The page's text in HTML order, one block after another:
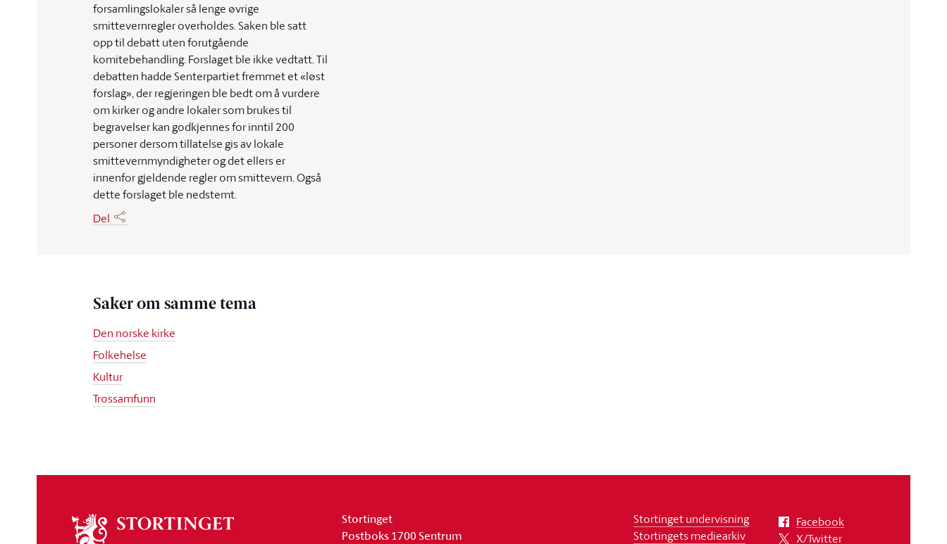
forsamlingslokaler så lenge øvrige
smittevernregler overholdes. Saken ble satt
opp til debatt uten forutgående
komitebehandling. Forslaget ble ikke vedtatt. Til
debatten hadde Senterpartiet fremmet et «løst
forslag», der regjeringen ble bedt om å vurdere
om kirker og andre lokaler som brukes til
begravelser kan godkjennes for inntil 200
personer dersom tillatelse gis av lokale
smittevernmyndigheter og det ellers er
innenfor gjeldende regler om smittevern. Også
dette forslaget ble nedstemt.
Del
Saker om samme tema
Den norske kirke
Folkehelse
Kultur
Trossamfunn
Stortinget
Postboks 1700 Sentrum
Stortinget undervisning
Stortingets mediearkiv
Facebook
X/Twitter